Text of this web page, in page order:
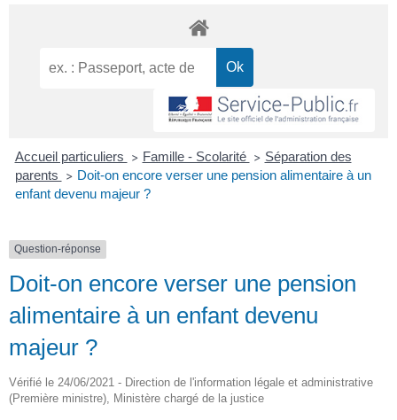
Accueil particuliers > Famille - Scolarité > Séparation des
parents
> Doit-on encore verser une pension alimentaire à un
enfant devenu majeur ?
Question-réponse
Doit-on encore verser une pension
alimentaire à un enfant devenu
majeur ?
Vérifié le 24/06/2021 - Direction de l'information légale et administrative
(Première ministre), Ministère chargé de la justice